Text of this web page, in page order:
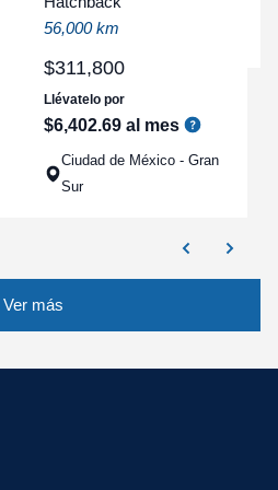
56,000 km
$311,800
Llévatelo por
$6,402.69 al mes
Ciudad de México - Gran
Sur
Ver más